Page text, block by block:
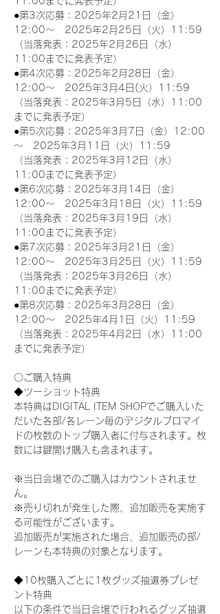
●第3次応募：2025年2月21日（金）
12:00～　2025年2月25日（火）11:59
（当落発表：2025年2月26日（水）
11:00までに発表予定）
●第4次応募：2025年2月28日（金）
12:00～　2025年3月4日(火）11:59
（当落発表：2025年3月5日（水）11:00
までに発表予定）
●第5次応募：2025年3月7日（金）12:00
～　2025年3月11日（火）11:59
（当落発表：2025年3月12日（水）
11:00までに発表予定）
●第6次応募：2025年3月14日（金）
12:00～　2025年3月18日（火）11:59
（当落発表：2025年3月19日（水）
11:00までに発表予定）
●第7次応募：2025年3月21日（金）
12:00～　2025年3月25日（火）11:59
（当落発表：2025年3月26日（水）
11:00までに発表予定）
●第8次応募：2025年3月28日（金）
12:00～　2025年4月1日（火）11:59
（当落発表：2025年4月2日（水）11:00
までに発表予定）
〇ご購入特典
◆ツーショット特典
本特典はDIGITAL ITEM SHOPでご購入いた
だいた各部/各レーン毎のデジタルブロマイ
ドの枚数のトップ購入者に付与されます。枚
数には鍵開け購入も含まれます。
※当日会場でのご購入はカウントされませ
ん。
※売り切れが発生した際、追加販売を実施す
る可能性がございます。
追加販売が実施された場合、追加販売の部/
レーンも本特典の対象となります。
◆10枚購入ごとに1枚グッズ抽選券プレゼ
ント特典
以下の条件で当日会場で行われるグッズ抽選